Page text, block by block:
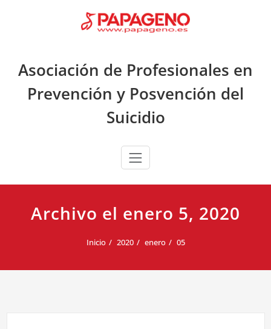
Asociación de Profesionales en
Prevención y Posvención del
Suicidio
Archivo el enero 5, 2020
Inicio 2020 enero 05